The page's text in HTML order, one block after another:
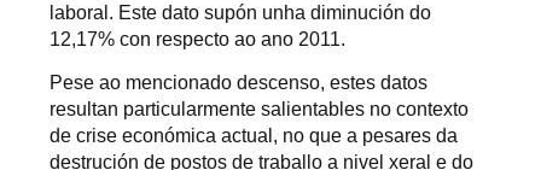
laboral. Este dato supón unha diminución do
12,17% con respecto ao ano 2011.
Pese ao mencionado descenso, estes datos
resultan particularmente salientables no contexto
de crise económica actual, no que a pesares da
destrución de postos de traballo a nivel xeral e do